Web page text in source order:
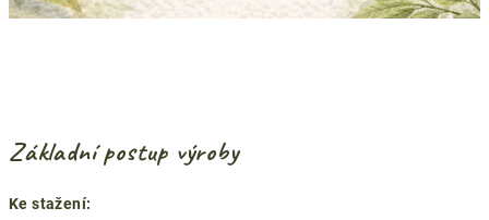
Základní postup výroby
Ke stažení: